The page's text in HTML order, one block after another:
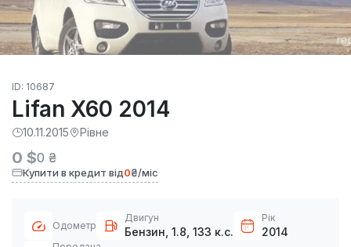
ID: 10687
Lifan X60 2014
10.11.2015 Рівне
0 $0 ₴
Купити в кредит від0₴/міс
Одометр
Двигун
Бензин, 1.8, 133 к.с.
Рік
2014